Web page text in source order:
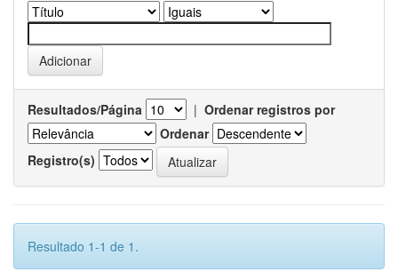
Resultados/Página | Ordenar registros por
Ordenar
Registro(s)
Resultado 1-1 de 1.